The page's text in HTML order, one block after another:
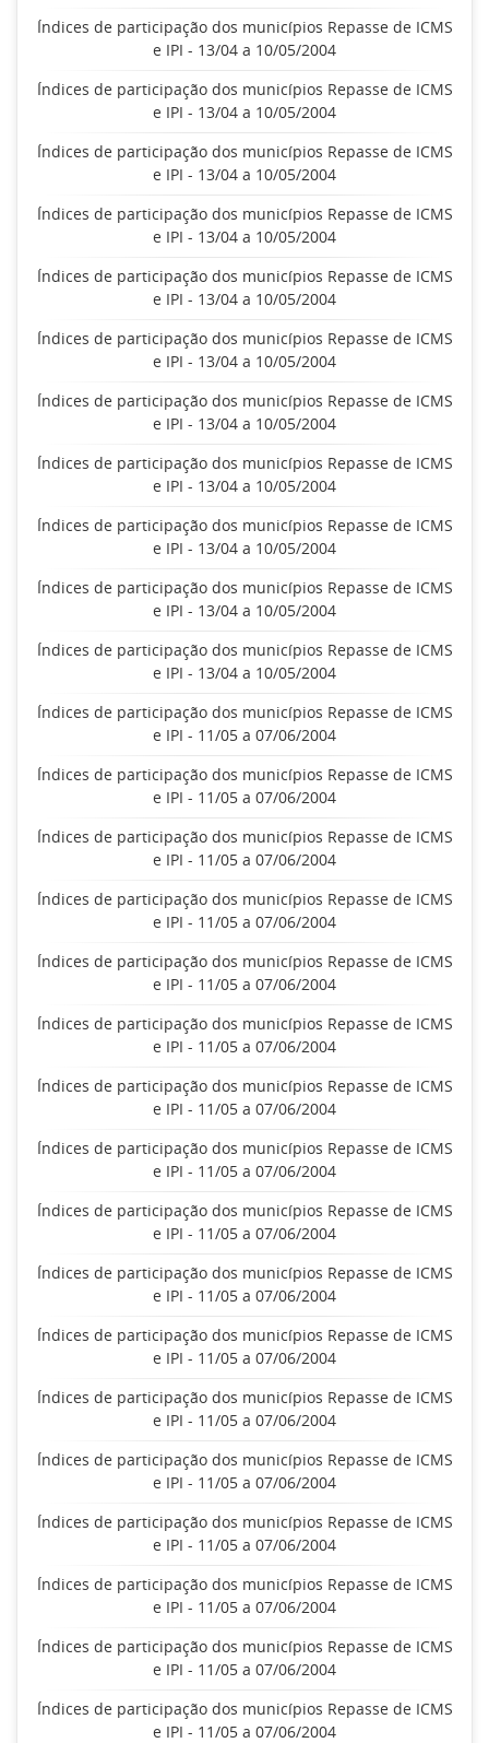
Índices de participação dos municípios Repasse de ICMS
e IPI - 13/04 a 10/05/2004
Índices de participação dos municípios Repasse de ICMS
e IPI - 13/04 a 10/05/2004
Índices de participação dos municípios Repasse de ICMS
e IPI - 13/04 a 10/05/2004
Índices de participação dos municípios Repasse de ICMS
e IPI - 13/04 a 10/05/2004
Índices de participação dos municípios Repasse de ICMS
e IPI - 13/04 a 10/05/2004
Índices de participação dos municípios Repasse de ICMS
e IPI - 13/04 a 10/05/2004
Índices de participação dos municípios Repasse de ICMS
e IPI - 13/04 a 10/05/2004
Índices de participação dos municípios Repasse de ICMS
e IPI - 13/04 a 10/05/2004
Índices de participação dos municípios Repasse de ICMS
e IPI - 13/04 a 10/05/2004
Índices de participação dos municípios Repasse de ICMS
e IPI - 13/04 a 10/05/2004
Índices de participação dos municípios Repasse de ICMS
e IPI - 13/04 a 10/05/2004
Índices de participação dos municípios Repasse de ICMS
e IPI - 11/05 a 07/06/2004
Índices de participação dos municípios Repasse de ICMS
e IPI - 11/05 a 07/06/2004
Índices de participação dos municípios Repasse de ICMS
e IPI - 11/05 a 07/06/2004
Índices de participação dos municípios Repasse de ICMS
e IPI - 11/05 a 07/06/2004
Índices de participação dos municípios Repasse de ICMS
e IPI - 11/05 a 07/06/2004
Índices de participação dos municípios Repasse de ICMS
e IPI - 11/05 a 07/06/2004
Índices de participação dos municípios Repasse de ICMS
e IPI - 11/05 a 07/06/2004
Índices de participação dos municípios Repasse de ICMS
e IPI - 11/05 a 07/06/2004
Índices de participação dos municípios Repasse de ICMS
e IPI - 11/05 a 07/06/2004
Índices de participação dos municípios Repasse de ICMS
e IPI - 11/05 a 07/06/2004
Índices de participação dos municípios Repasse de ICMS
e IPI - 11/05 a 07/06/2004
Índices de participação dos municípios Repasse de ICMS
e IPI - 11/05 a 07/06/2004
Índices de participação dos municípios Repasse de ICMS
e IPI - 11/05 a 07/06/2004
Índices de participação dos municípios Repasse de ICMS
e IPI - 11/05 a 07/06/2004
Índices de participação dos municípios Repasse de ICMS
e IPI - 11/05 a 07/06/2004
Índices de participação dos municípios Repasse de ICMS
e IPI - 11/05 a 07/06/2004
Índices de participação dos municípios Repasse de ICMS
e IPI - 11/05 a 07/06/2004